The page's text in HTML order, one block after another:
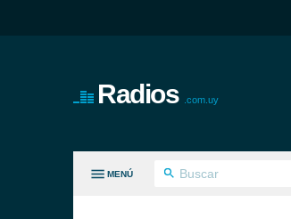
Radios .com.uy
MENÚ